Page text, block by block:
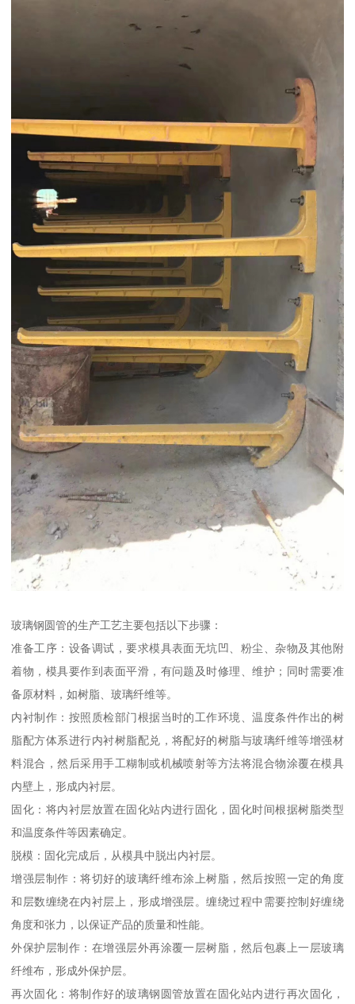
玻璃钢圆管的生产工艺主要包括以下步骤：
准备工序：设备调试，要求模具表面无坑凹、粉尘、杂物及其他附
着物，模具要作到表面平滑，有问题及时修理、维护；同时需要准
备原材料，如树脂、玻璃纤维等。
内衬制作：按照质检部门根据当时的工作环境、温度条件作出的树
脂配方体系进行内衬树脂配兑，将配好的树脂与玻璃纤维等增强材
料混合，然后采用手工糊制或机械喷射等方法将混合物涂覆在模具
内壁上，形成内衬层。
固化：将内衬层放置在固化站内进行固化，固化时间根据树脂类型
和温度条件等因素确定。
脱模：固化完成后，从模具中脱出内衬层。
增强层制作：将切好的玻璃纤维布涂上树脂，然后按照一定的角度
和层数缠绕在内衬层上，形成增强层。缠绕过程中需要控制好缠绕
角度和张力，以保证产品的质量和性能。
外保护层制作：在增强层外再涂覆一层树脂，然后包裹上一层玻璃
纤维布，形成外保护层。
再次固化：将制作好的玻璃钢圆管放置在固化站内进行再次固化，